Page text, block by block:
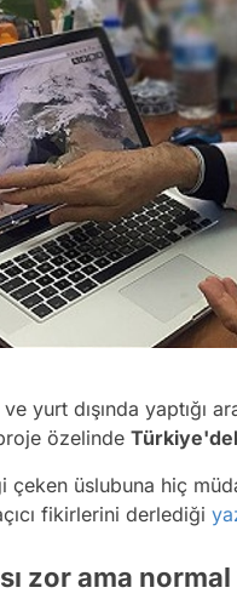
yurt dışında yaptığı
özelinde
çeken üslubuna hiç
fikirlerini derlediği
zor ama